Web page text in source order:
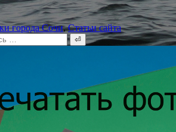
города Сочи,Статьи сайта